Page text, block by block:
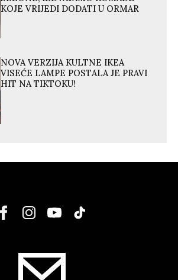
KOJE VRIJEDI DODATI U ORMAR
NOVA VERZIJA KULTNE IKEA
VISEĆE LAMPE POSTALA JE PRAVI
HIT NA TIKTOKU!